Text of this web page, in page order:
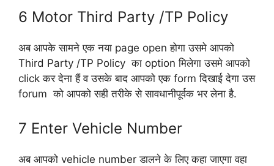
6 Motor Third Party /TP Policy
अब आपके सामने एक नया page open होगा उसमे आपको
Third Party /TP Policy का option मिलेगा उसमे आपको
click कर देना हैं व उसके बाद आपको एक form दिखाई देगा उस
forum को आपको सही तरीके से सावधानीपूर्वक भर लेना है.
7 Enter Vehicle Number
अब आपको vehicle number डालने के लिए कहा जाएगा वहा